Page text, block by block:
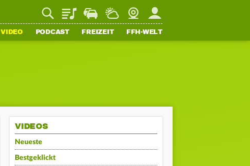
PlaylistStaupilotWetterWebcamMein FFH
VIDEO PODCAST FREIZEIT FFH-WELT
VIDEOS
Neueste
Bestgeklickt